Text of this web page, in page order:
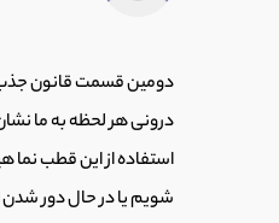
دومین قسمت قانون
درونی هر لحظه به ما
استفاده از این قطب نما
شویم یا در حال دور شدن